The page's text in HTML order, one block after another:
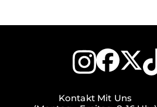
Kontakt Mit Uns